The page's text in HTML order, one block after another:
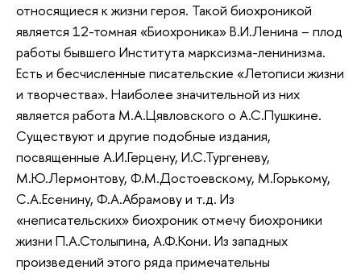
относящиеся к жизни героя. Такой биохроникой
является 12-томная «Биохроника» В.И.Ленина – плод
работы бывшего Института марксизма-ленинизма.
Есть и бесчисленные писательские «Летописи жизни
и творчества». Наиболее значительной из них
является работа М.А.Цявловского о А.С.Пушкине.
Существуют и другие подобные издания,
посвященные А.И.Герцену, И.С.Тургеневу,
М.Ю.Лермонтову, Ф.М.Достоевскому, М.Горькому,
С.А.Есенину, Ф.А.Абрамову и т.д. Из
«неписательских» биохроник отмечу биохроники
жизни П.А.Столыпина, А.Ф.Кони. Из западных
произведений этого ряда примечательны